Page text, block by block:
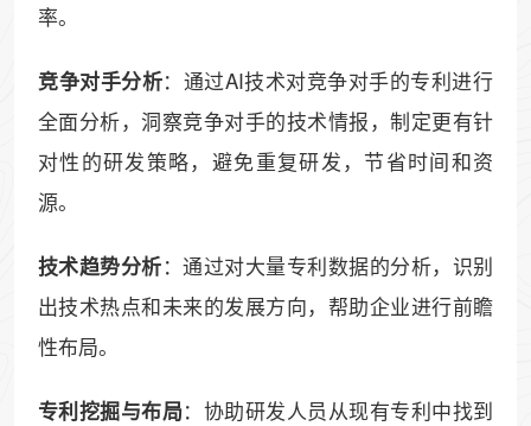
率。
竞争对手分析：通过AI技术对竞争对手的专利进行
全面分析，洞察竞争对手的技术情报，制定更有针
对性的研发策略，避免重复研发，节省时间和资
源。
技术趋势分析：通过对大量专利数据的分析，识别
出技术热点和未来的发展方向，帮助企业进行前瞻
性布局。
专利挖掘与布局：协助研发人员从现有专利中找到